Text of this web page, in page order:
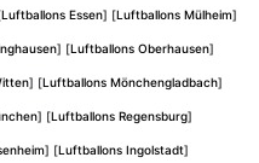
Luftballons Essen] [Luftballons Mülheim]
] [Luftballons Oberhausen]
] [Luftballons Mönchengladbach]
] [Luftballons Regensburg]
] [Luftballons Ingolstadt]